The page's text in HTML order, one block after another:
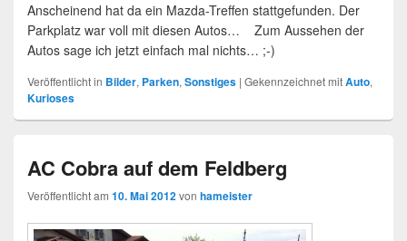
Anscheinend hat da ein Mazda-Treffen stattgefunden. Der
Parkplatz war voll mit diesen Autos… Zum Aussehen der
Autos sage ich jetzt einfach mal nichts… ;-)
Veröffentlicht in Bilder, Parken, Sonstiges | Gekennzeichnet mitAuto,
Kurioses
AC Cobra auf dem Feldberg
Veröffentlicht am 10. Mai 2012von hameister